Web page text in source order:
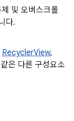
및 오버스크롤
다.
RecyclerView,
은 다른 구성요소